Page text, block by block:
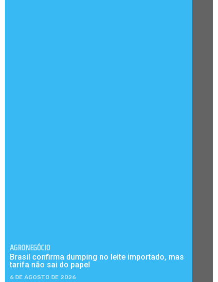
AGRONEGÓCIO
Brasil confirma dumping no leite importado, mas
tarifa não sai do papel
6 DE AGOSTO DE 2026